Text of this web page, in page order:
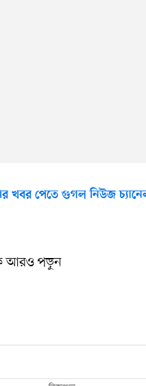
খবর পেতে গুগল নিউজ
আরও পড়ুন